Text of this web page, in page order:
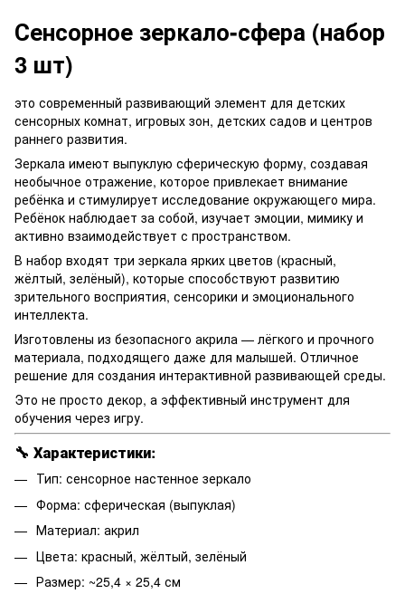
Сенсорное зеркало-сфера (набор
3 шт)
это современный развивающий элемент для детских
сенсорных комнат, игровых зон, детских садов и центров
раннего развития.
Зеркала имеют выпуклую сферическую форму, создавая
необычное отражение, которое привлекает внимание
ребёнка и стимулирует исследование окружающего мира.
Ребёнок наблюдает за собой, изучает эмоции, мимику и
активно взаимодействует с пространством.
В набор входят три зеркала ярких цветов (красный,
жёлтый, зелёный), которые способствуют развитию
зрительного восприятия, сенсорики и эмоционального
интеллекта.
Изготовлены из безопасного акрила — лёгкого и прочного
материала, подходящего даже для малышей. Отличное
решение для создания интерактивной развивающей среды.
Это не просто декор, а эффективный инструмент для
обучения через игру.
🔧 Характеристики:
Тип: сенсорное настенное зеркало
Форма: сферическая (выпуклая)
Материал: акрил
Цвета: красный, жёлтый, зелёный
Размер: ~25,4 × 25,4 см